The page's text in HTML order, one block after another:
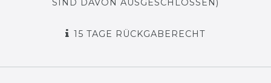
SIND DAVON AUSGESCHLOSSEN)
15 TAGE RÜCKGABERECHT